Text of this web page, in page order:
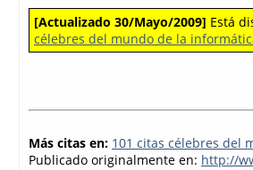
[Actualizado 30/Mayo/2009] Está
célebres del mundo de la
Más citas en: 101 citas célebres del
Publicado originalmente en: http://